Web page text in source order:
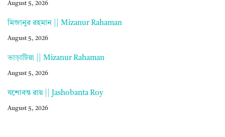
August 5, 2026
মিজানুর রহমান || Mizanur Rahaman
August 5, 2026
ভাড়াটিয়া || Mizanur Rahaman
August 5, 2026
যশোবন্ত রায় || Jashobanta Roy
August 5, 2026